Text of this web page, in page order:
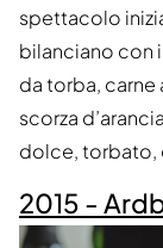
spettacolo
bilanciano con
da torba,
scorza
dolce, torbato,
2015 -